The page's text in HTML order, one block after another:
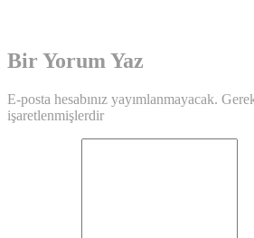
Bir Yorum Yaz
E-posta hesabınız yayımlanmayacak.
işaretlenmişlerdir